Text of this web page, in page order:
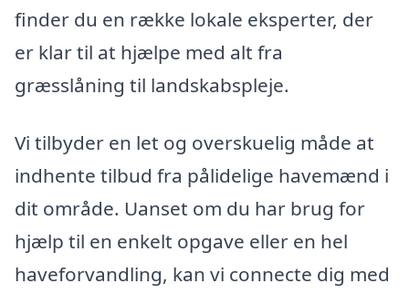
finder du en række lokale eksperter, der
er klar til at hjælpe med alt fra
græsslåning til landskabspleje.
Vi tilbyder en let og overskuelig måde at
indhente tilbud fra pålidelige havemænd i
dit område. Uanset om du har brug for
hjælp til en enkelt opgave eller en hel
haveforvandling, kan vi connecte dig med